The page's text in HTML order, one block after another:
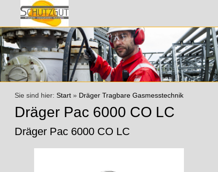
Sie sind hier: Start » Dräger Tragbare Gasmesstechnik
Dräger Pac 6000 CO LC
Dräger Pac 6000 CO LC